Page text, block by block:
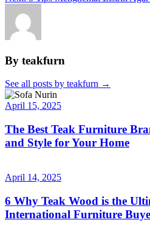
By teakfurn
See all posts by teakfurn →
April 15, 2025
The Best Teak Furniture
and Style for Your Home
April 14, 2025
6 Why Teak Wood is the
International Furniture